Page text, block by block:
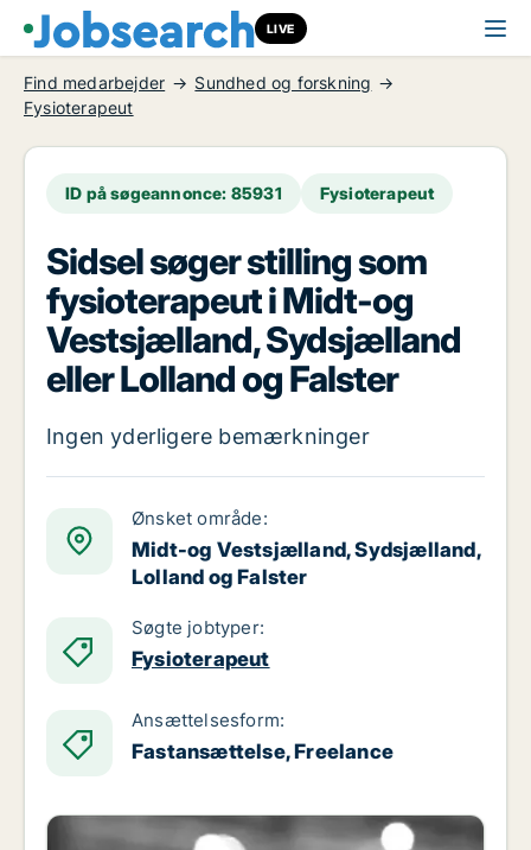
LIVE
Find medarbejder
Sundhed og forskning
Fysioterapeut
ID på søgeannonce: 85931 Fysioterapeut
Sidsel søger stilling som
fysioterapeut i Midt-og
Vestsjælland, Sydsjælland
eller Lolland og Falster
Ingen yderligere bemærkninger
Ønsket område:
Midt-og Vestsjælland, Sydsjælland,
Lolland og Falster
Søgte jobtyper:
Fysioterapeut
Ansættelsesform:
Fastansættelse, Freelance